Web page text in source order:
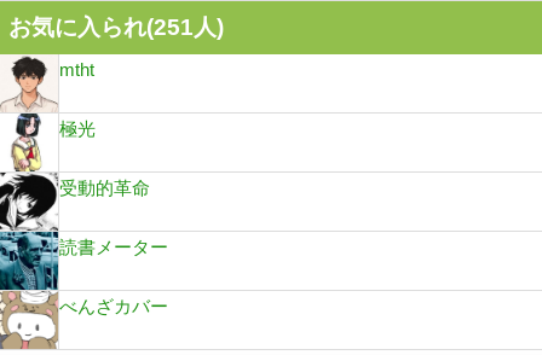
お気に入られ(251人)
mtht
極光
受動的革命
読書メーター
べんざカバー